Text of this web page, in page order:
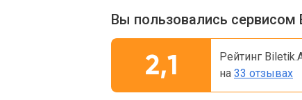
Вы пользовались сервисом
2,1
Рейтинг
на 33 отзывах